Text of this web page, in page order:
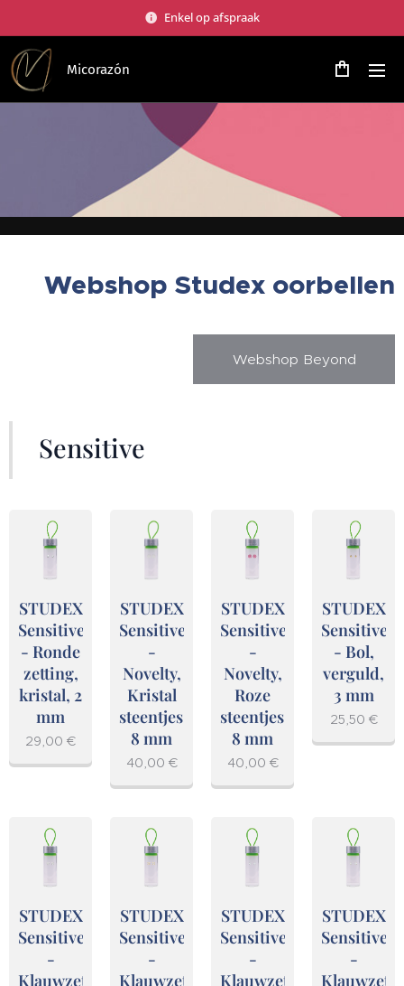
Enkel op afspraak
Micorazón
Webshop Studex oorbellen
Webshop Beyond
Sensitive
STUDEX
Sensitive
- Ronde
zetting,
kristal, 2
mm
29,00 €
STUDEX
Sensitive
-
Novelty,
Kristal
steentjes,
8 mm
40,00 €
STUDEX
Sensitive
-
Novelty,
Roze
steentjes,
8 mm
40,00 €
STUDEX
Sensitive
- Bol,
verguld,
3 mm
25,50 €
STUDEX
Sensitive
-
Klauwzetting,
STUDEX
Sensitive
-
Klauwzetting,
STUDEX
Sensitive
-
Klauwzetting,
STUDEX
Sensitive
-